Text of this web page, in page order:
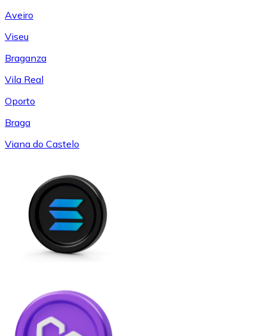
Aveiro
Viseu
Braganza
Vila Real
Oporto
Braga
Viana do Castelo